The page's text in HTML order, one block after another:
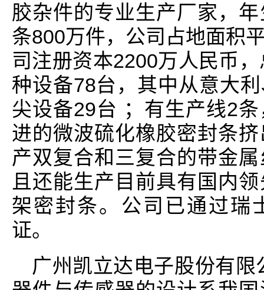
胶杂件的专业生产厂家，
条800万件，公司占地面积
司注册资本2200万人民币
种设备78台，其中从意大
尖设备29台 ；有生产线2
进的微波硫化橡胶密封条
产双复合和三复合的带金
且还能生产目前具有国内
架密封条。公司已通过瑞
证。
广州凯立达电子股份有